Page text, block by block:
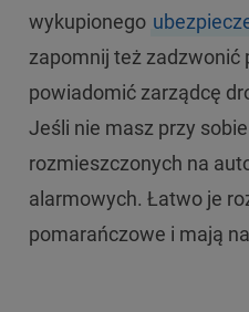
wykupionego
zapomnij też zadzwonić
powiadomić zarządcę
Jeśli nie masz przy
rozmieszczonych na
alarmowych. Łatwo je
pomarańczowe i mają